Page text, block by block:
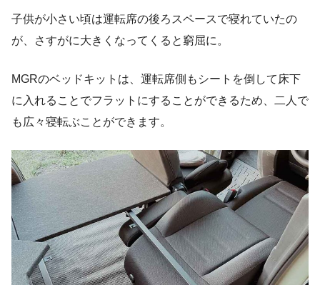
子供が小さい頃は運転席の後ろスペースで寝れていたの
が、さすがに大きくなってくると窮屈に。
MGRのベッドキットは、運転席側もシートを倒して床下
に入れることでフラットにすることができるため、二人で
も広々寝転ぶことができます。